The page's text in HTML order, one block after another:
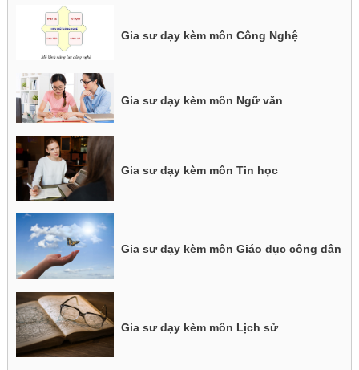
Gia sư dạy kèm môn Công Nghệ
Gia sư dạy kèm môn Ngữ văn
Gia sư dạy kèm môn Tin học
Gia sư dạy kèm môn Giáo dục công dân
Gia sư dạy kèm môn Lịch sử